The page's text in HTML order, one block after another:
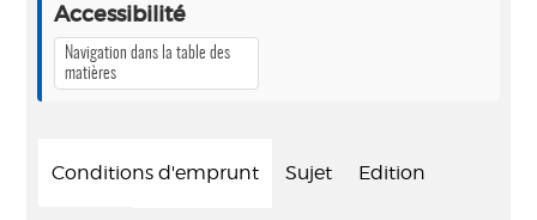
Accessibilité
Navigation dans la table des
matières
Conditions d'emprunt Sujet Edition